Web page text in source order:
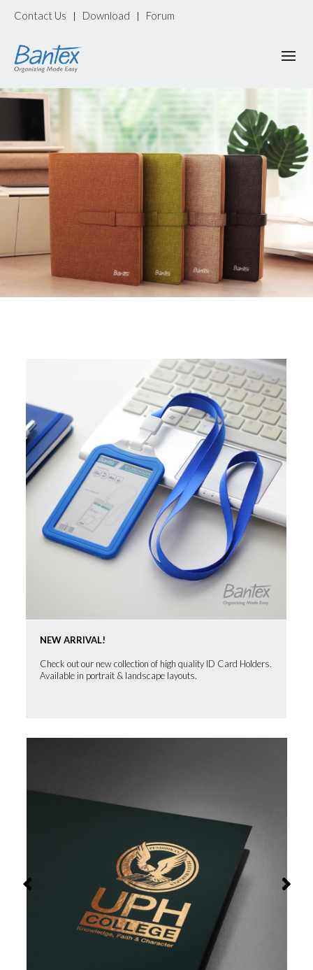
Contact Us | Download | Forum
NEW ARRIVAL!
Check out our new collection of high quality ID Card Holders.
Available in portrait & landscape layouts.